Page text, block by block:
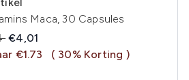
Maca, 30 Capsules
Retail Price:
Huidige prijs:
€4,01
€1.73
( 30% Korting )